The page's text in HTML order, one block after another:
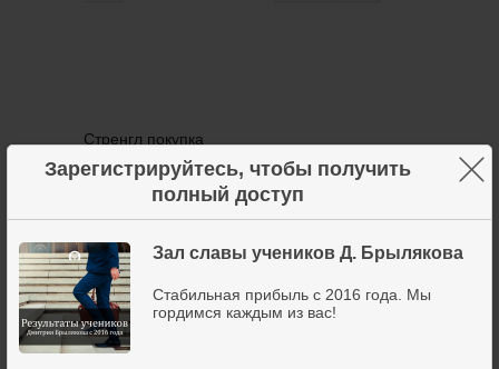
Зарегистрируйтесь, чтобы получить
полный доступ
Зал славы учеников Д. Брылякова
Стабильная прибыль с 2016 года. Мы
гордимся каждым из вас!
×
Стренгл покупка